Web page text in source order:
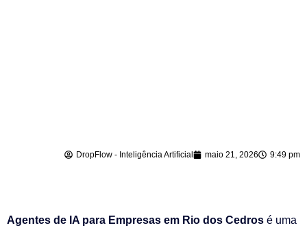
DropFlow - Inteligência Artificial maio 21, 2026 9:49 pm
Agentes de IA para Empresas em Rio dos Cedros é uma